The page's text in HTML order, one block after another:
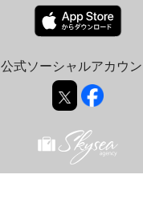
公式ソーシャルアカウン